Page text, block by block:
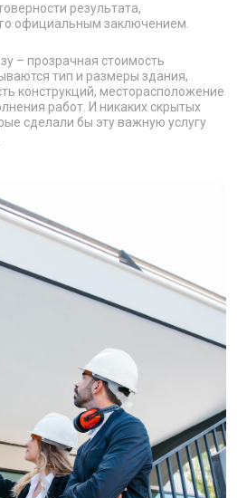
результата,
официальным заключением.
– прозрачная стоимость
тип и размеры здания,
конструкций, месторасположение
работ. И никаких скрытых
сделали бы эту важную услугу